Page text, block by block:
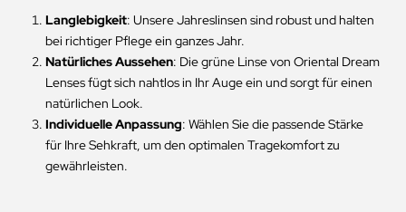
Langlebigkeit: Unsere Jahreslinsen sind robust und halten
bei richtiger Pflege ein ganzes Jahr.
Natürliches Aussehen: Die grüne Linse von Oriental Dream
Lenses fügt sich nahtlos in Ihr Auge ein und sorgt für einen
natürlichen Look.
Individuelle Anpassung: Wählen Sie die passende Stärke
für Ihre Sehkraft, um den optimalen Tragekomfort zu
gewährleisten.